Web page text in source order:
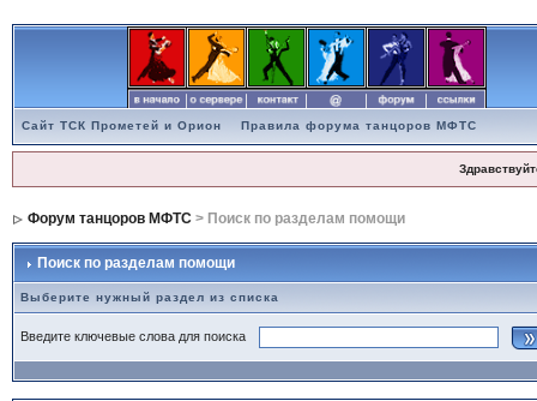
Сайт ТСК Прометей и Орион Правила форума танцоров МФТС
Форум танцоров МФТС> Поиск по разделам помощи
Поиск по разделам помощи
Выберите нужный раздел из списка
Введите ключевые слова для поиска